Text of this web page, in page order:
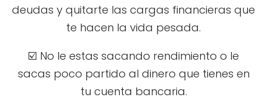
deudas y quitarte las cargas financieras que
te hacen la vida pesada.
☑️ No le estas sacando rendimiento o le
sacas poco partido al dinero que tienes en
tu cuenta bancaria.